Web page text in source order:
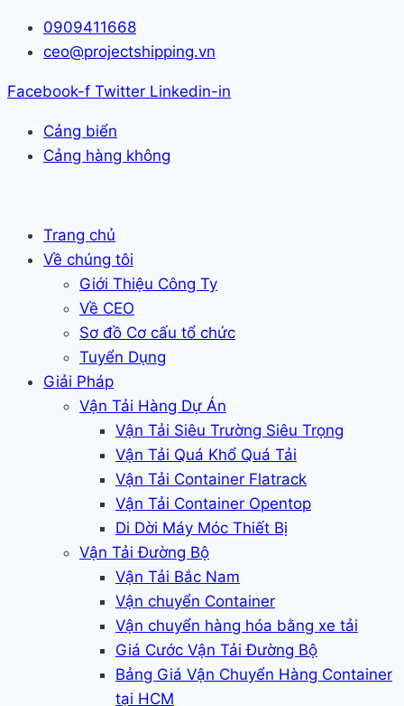
Skip
0909411668
ceo@projectshipping.vn
Facebook-f Twitter Linkedin-in
Cảng biển
Cảng hàng không
Trang chủ
Về chúng tôi
Giới Thiệu Công Ty
Về CEO
Sơ đồ Cơ cấu tổ chức
Tuyển Dụng
Giải Pháp
Vận Tải Hàng Dự Án
Vận Tải Siêu Trường Siêu Trọng
Vận Tải Quá Khổ Quá Tải
Vận Tải Container Flatrack
Vận Tải Container Opentop
Di Dời Máy Móc Thiết Bị
Vận Tải Đường Bộ
Vận Tải Bắc Nam
Vận chuyển Container
Vận chuyển hàng hóa bằng xe tải
Giá Cước Vận Tải Đường Bộ
Bảng Giá Vận Chuyển Hàng Container
tại HCM